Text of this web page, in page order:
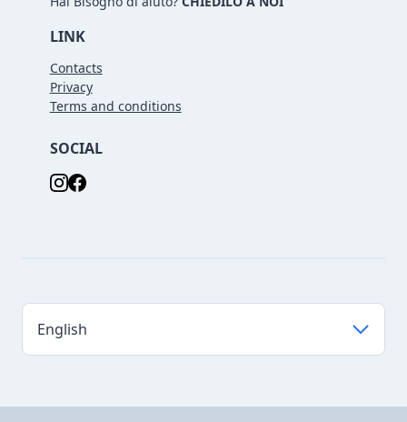
LINK
Contacts
Privacy
Terms and conditions
SOCIAL